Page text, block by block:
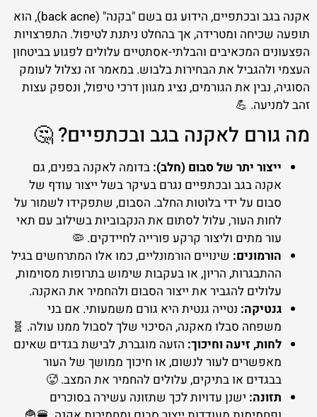
אקנה בגב ובכתפיים, הידוע גם בשם "בקנה" (back acne), הוא
תופעה שכיחה ומטרידה, אך בהחלט ניתנת לטיפול. התפרצויות
הפצעונים המכאיבים והבלתי-אסתטיים עלולים לפגוע בביטחון
העצמי ולהגביל את הבחירות בלבוש. במאמר זה נצלול לעומק
הסוגיה, נבין את הגורמים, נציג מגוון דרכי טיפול, ונספק עצות
זהב למניעה. 💪
מה גורם לאקנה בגב ובכתפיים? 🤔
ייצור יתר של סבום (חלב): בדומה לאקנה בפנים, גם
אקנה בגב ובכתפיים נגרם בעיקר בשל ייצור עודף של
סבום על ידי בלוטות החלב. הסבום, שתפקידו לשמור על
לחות העור, עלול לסתום את הנקבוביות בשילוב עם תאי
עור מתים וליצור קרקע פורייה לחיידקים. 🦠
הורמונים: שינויים הורמונליים, כמו אלו המתרחשים בגיל
ההתבגרות, הריון, או בעקבות שימוש בתרופות מסוימות,
עלולים להגביר את ייצור הסבום ולהחמיר את האקנה.
גנטיקה: נטייה גנטית היא גורם משמעותי. אם בני
משפחה סבלו מאקנה, הסיכוי שלך לסבול ממנו עולה. 🧬
לחות, זיעה וחיכוך: הזעה מוגברת, לבישת בגדים שאינם
מאפשרים לעור לנשום, או חיכוך ממושך של העור
בבגדים או בתיקים, עלולים להחמיר את המצב. 🥵
תזונה: ישנן עדויות לכך שתזונה עשירה בסוכרים